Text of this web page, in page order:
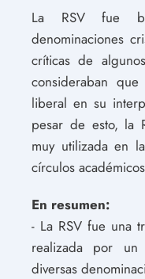
La RSV fue
denominaciones
críticas de
consideraban
liberal en su
pesar de esto, la
muy utilizada en
círculos
En resumen:
- La RSV fue una
realizada por
diversas